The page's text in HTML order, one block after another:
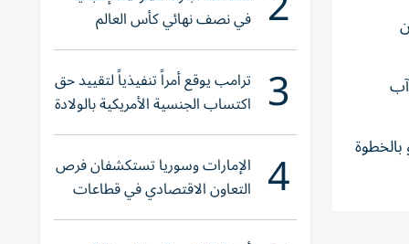
في نصف نهائي كأس العالم
لناشئات اليد 2026
3 ترامب يوقع أمراً تنفيذياً لتقييد حق
اكتساب الجنسية الأمريكية بالولادة
4 الإمارات وسوريا تستكشفان فرص
التعاون الاقتصادي في قطاعات
حيوية